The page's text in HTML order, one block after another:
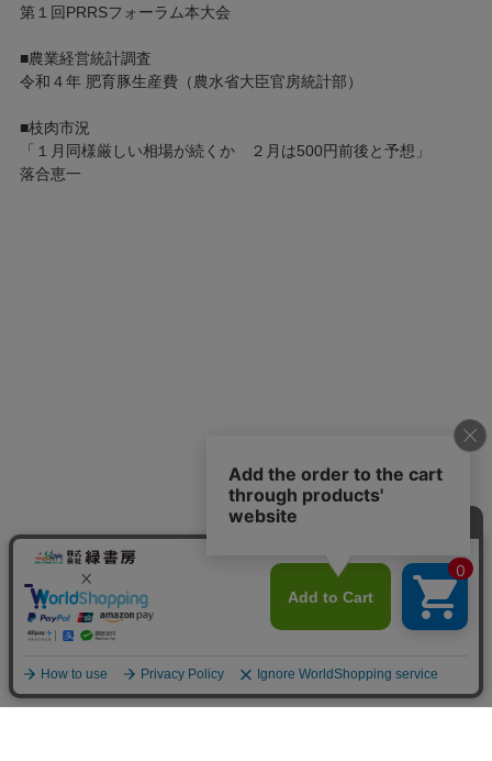
第１回PRRSフォーラム本大会
■農業経営統計調査
令和４年 肥育豚生産費（農水省大臣官房統計部）
■枝肉市況
「１月同様厳しい相場が続くか ２月は500円前後と予想」
落合恵一